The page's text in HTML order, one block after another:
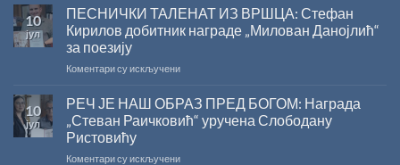
Сали
СКЗ
одржано
уручење
„Стеван
Раичковић”
10
јул
ПЕСНИЧКИ ТАЛЕНАТ ИЗ ВРШЦА: Стефан
Кирилов добитник награде „Милован Данојлић“
за поезију
Коментари су искљученина
ТАЛЕНАТ
ИЗ
ВРШЦА:
Кирилов
10
јул
РЕЧ ЈЕ НАШ ОБРАЗ ПРЕД БОГОМ: Награда
„Стеван Раичковић“ уручена Слободану
Ристовићу
Коментари су искљученина